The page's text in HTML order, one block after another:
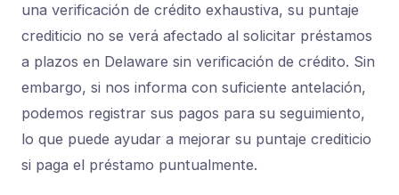
una verificación de crédito exhaustiva, su puntaje
crediticio no se verá afectado al solicitar préstamos
a plazos en Delaware sin verificación de crédito. Sin
embargo, si nos informa con suficiente antelación,
podemos registrar sus pagos para su seguimiento,
lo que puede ayudar a mejorar su puntaje crediticio
si paga el préstamo puntualmente.